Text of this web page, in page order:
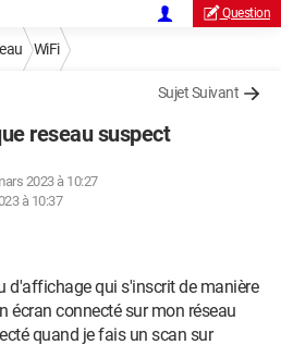
Question
WiFi
Sujet Suivant
reseau suspect
2023 à 10:27
à 10:37
d'affichage qui s'inscrit de manière
écran connecté sur mon réseau
quand je fais un scan sur